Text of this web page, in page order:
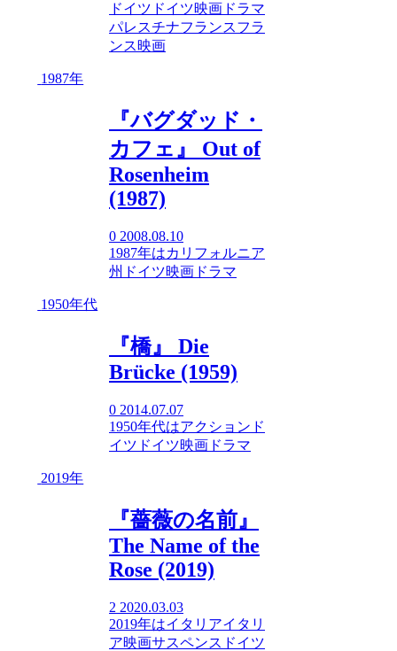
ドイツ ドイツ映画 ドラマ
パレスチナフランスフラ
ンス映画
1987年
『バグダッド・
カフェ』 Out of
Rosenheim
(1987)
0 2008.08.10
1987年はカリフォルニア
州 ドイツ映画 ドラマ
1950年代
『橋』 Die
Brücke (1959)
0 2014.07.07
1950年代はアクション ド
イツ ドイツ映画 ドラマ
2019年
『薔薇の名前』
The Name of the
Rose (2019)
2 2020.03.03
2019年はイタリアイタリ
ア映画サスペンス ドイツ